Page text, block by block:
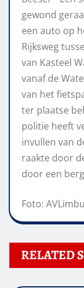
gewond
een auto op
Rijksweg
van Kasteel
vanaf de
van het
ter plaatse
politie heeft
invullen van
raakte door
door een
Foto:
RELATED